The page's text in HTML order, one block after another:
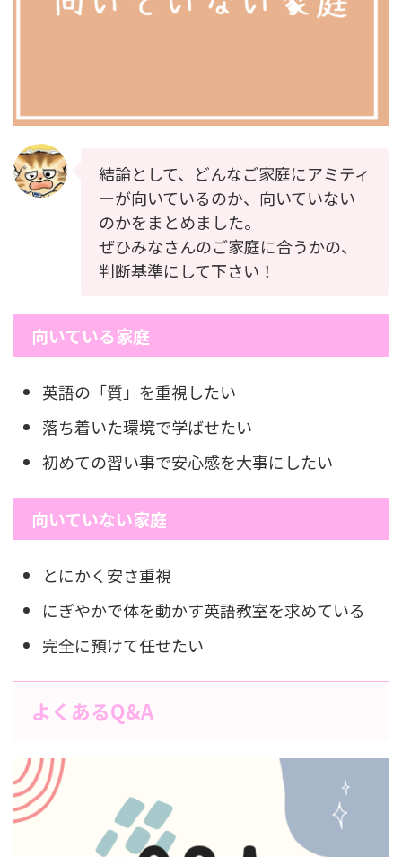
結論として、どんなご家庭にアミティ
ーが向いているのか、向いていない
のかをまとめました。
ぜひみなさんのご家庭に合うかの、
判断基準にして下さい！
向いている家庭
英語の「質」を重視したい
落ち着いた環境で学ばせたい
初めての習い事で安心感を大事にしたい
向いていない家庭
とにかく安さ重視
にぎやかで体を動かす英語教室を求めている
完全に預けて任せたい
よくあるQ&A